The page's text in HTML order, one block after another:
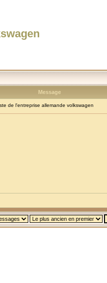
Message
de l'entreprise allemande volkswagen